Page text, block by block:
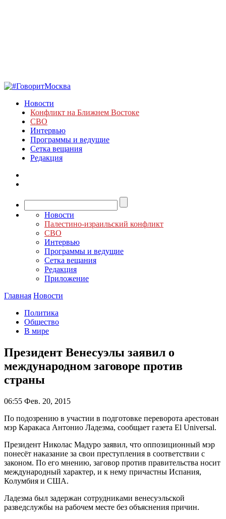
Новости
Конфликт на Ближнем Востоке
СВО
Интервью
Программы и ведущие
Сетка вещания
Редакция
Новости
Палестино-израильский конфликт
СВО
Интервью
Программы и ведущие
Сетка вещания
Редакция
Приложение
Главная Новости
Политика
Общество
В мире
Президент Венесуэлы заявил о
международном заговоре против
страны
06:55 Фев. 20, 2015
По подозрению в участии в подготовке переворота арестован
мэр Каракаса Антонио Ладезма, сообщает газета El Universal.
Президент Николас Мадуро заявил, что оппозиционный мэр
понесёт наказание за свои преступления в соответствии с
законом. По его мнению, заговор против правительства носит
международный характер, и к нему причастны Испания,
Колумбия и США.
Ладезма был задержан сотрудниками венесуэльской
разведслужбы на рабочем месте без объяснения причин.